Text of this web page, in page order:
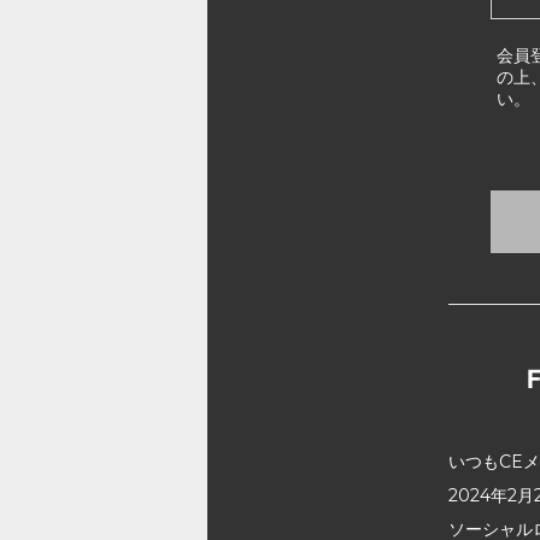
会員
の上
い。
いつもCE
2024年2月
ソーシャ